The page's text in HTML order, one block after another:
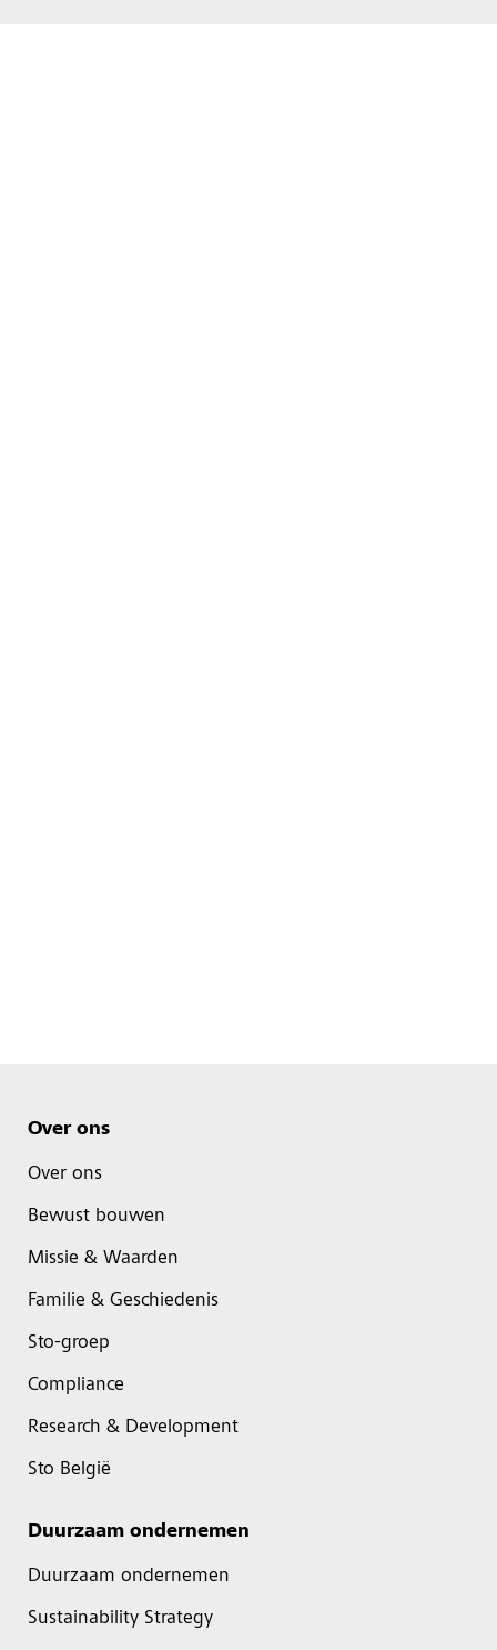
Over ons
Over ons
Bewust bouwen
Missie & Waarden
Familie & Geschiedenis
Sto-groep
Compliance
Research & Development
Sto België
Duurzaam ondernemen
Duurzaam ondernemen
Sustainability Strategy